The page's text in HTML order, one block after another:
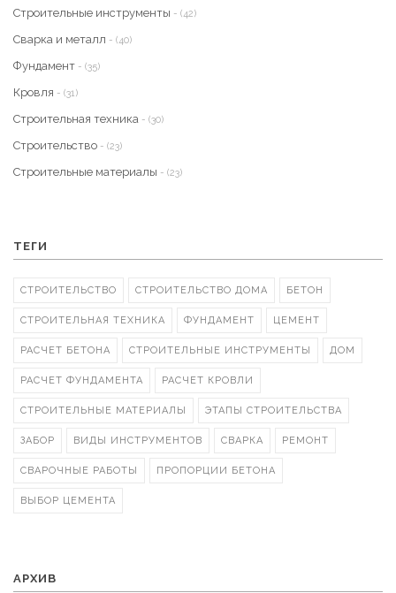
Строительные инструменты - (42)
Сварка и металл - (40)
Фундамент - (35)
Кровля - (31)
Строительная техника - (30)
Строительство - (23)
Строительные материалы - (23)
ТЕГИ
СТРОИТЕЛЬСТВО СТРОИТЕЛЬСТВО ДОМА БЕТОН
СТРОИТЕЛЬНАЯ ТЕХНИКА ФУНДАМЕНТ ЦЕМЕНТ
РАСЧЕТ БЕТОНА СТРОИТЕЛЬНЫЕ ИНСТРУМЕНТЫ ДОМ
РАСЧЕТ ФУНДАМЕНТА РАСЧЕТ КРОВЛИ
СТРОИТЕЛЬНЫЕ МАТЕРИАЛЫ ЭТАПЫ СТРОИТЕЛЬСТВА
ЗАБОР ВИДЫ ИНСТРУМЕНТОВ СВАРКА РЕМОНТ
СВАРОЧНЫЕ РАБОТЫ ПРОПОРЦИИ БЕТОНА
ВЫБОР ЦЕМЕНТА
АРХИВ